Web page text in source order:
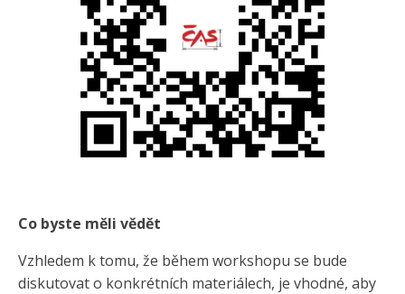
Co byste měli vědět
Vzhledem k tomu, že během workshopu se bude
diskutovat o konkrétních materiálech, je vhodné, aby